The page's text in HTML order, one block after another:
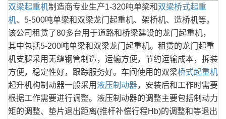
双梁起重机制造商专业生产1-320吨单梁和双梁桥式起重
机、5-500吨单梁和双梁龙门起重机、架桥机、造桥机等。
该公司租赁了80多台用于道路和桥梁建设的龙门起重机，
其中包括5-200吨单梁和双梁龙门起重机。租赁的龙门起重
机支腿采用无缝钢管制造，运输方便，节约运输成本，拆装
方便，稳定性好，跟踪服务好。车间使用的双梁桥式起重机
起升机构制动器一般采用 液压制动器，安装后和工作时需要
根据工作需要进行调整。液压制动器的调整主要包括制动力
矩的调整、垫片退出距离(推杆补偿行程Hb)的调整和等退出